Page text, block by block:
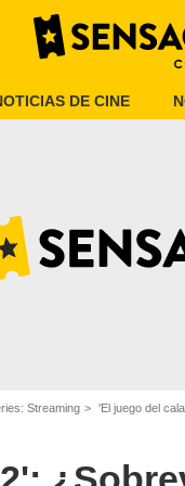
DE CINE
Streaming 'El juego del